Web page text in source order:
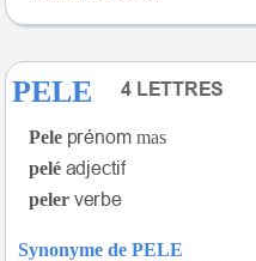
PELE
Pele
mas
pelé
peler
Synonyme de PELE